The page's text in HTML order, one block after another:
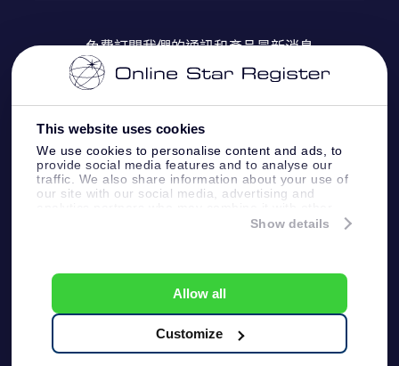
This website uses cookies
We use cookies to personalise content and ads, to
provide social media features and to analyse our
traffic. We also share information about your use of
our site with our social media, advertising and
information that you’ve provided to them or that
Show details
Allow all
Customize
評論
OSR 禮物卡
公司禮品
個性化的Star Page
One Million Stars
OSR Starsaver
付款資訊
配送信息
退貨政策
免費訂閱我們的通訊和產品最新消息
客戶服務:help@osr.org
KVK: 60333553, VAT: NL 8538.62.722B01
One Million Stars
一般條款和條件
隱私政策和免責聲明